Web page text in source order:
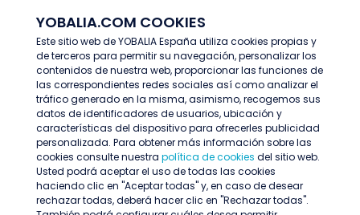
YOBALIA.COM COOKIES
Este sitio web de YOBALIA España utiliza cookies propias y
de terceros para permitir su navegación, personalizar los
contenidos de nuestra web, proporcionar las funciones de
las correspondientes redes sociales así como analizar el
tráfico generado en la misma, asimismo, recogemos sus
datos de identificadores de usuarios, ubicación y
características del dispositivo para ofrecerles publicidad
personalizada. Para obtener más información sobre las
cookies consulte nuestra política de cookies del sitio web.
Usted podrá aceptar el uso de todas las cookies
haciendo clic en "Aceptar todas" y, en caso de desear
rechazar todas, deberá hacer clic en "Rechazar todas".
Últimas ofertas
Oferta no encontrada o ha finalizado su
proceso de selección